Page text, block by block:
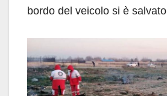
bordo del veicolo si è